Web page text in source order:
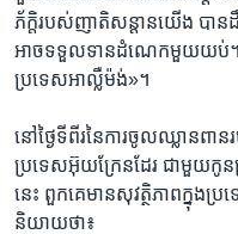
ភ័ក្តិ​របស់​ញាតិ​សន្តានយើង បា
អាចទទួលទាន​ដំណេក​មួយ​យប់។
ប្រទេស​អាល្លឺម៉ង់»។​
នៅ​ថ្ងៃទីពីរ​នៃ​ការចូល​ឈ្លានពា
ប្រទេសអ៊ុយក្រែន​ដែរ ជាមួយ​កូន
នេះ ពួកគេមានសុវត្ថិភាព​ក្នុង​
និយាយថា៖